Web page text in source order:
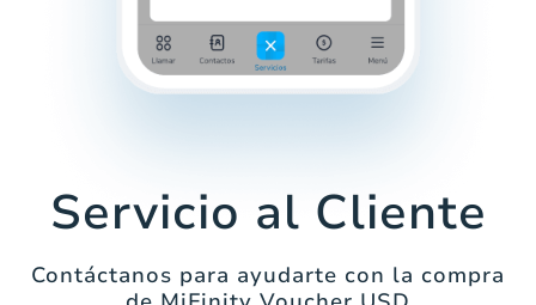
Servicio al Cliente
Contáctanos para ayudarte con la compra